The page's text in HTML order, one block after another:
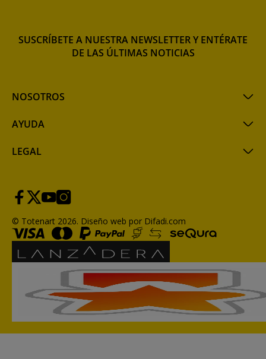
NOSOTROS
AYUDA
LEGAL
SUSCRÍBETE A NUESTRA NEWSLETTER Y ENTÉRATE
DE LAS ÚLTIMAS NOTICIAS
© Totenart 2026. Diseño web por Difadi.com